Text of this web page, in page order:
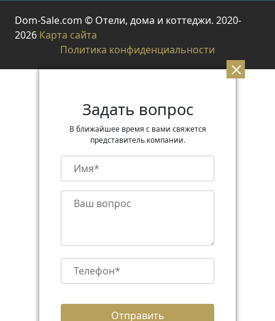
Dom-Sale.com © Отели, дома и коттеджи. 2020-
2026 Карта сайта
Политика конфиденциальности
Задать вопрос
В ближайшее время с вами свяжется
представитель компании.